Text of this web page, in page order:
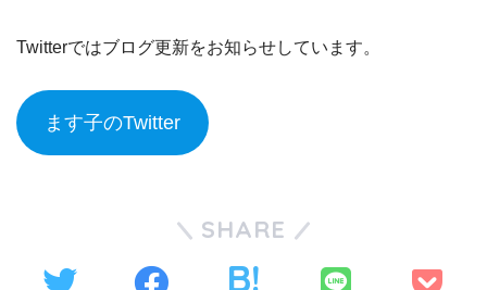
Twitterではブログ更新をお知らせしています。
ます子のTwitter
SHARE